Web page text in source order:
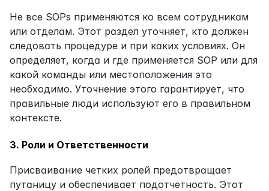
Не все SOPs применяются ко всем сотрудникам
или отделам. Этот раздел уточняет, кто должен
следовать процедуре и при каких условиях. Он
определяет, когда и где применяется SOP или для
какой команды или местоположения это
необходимо. Уточнение этого гарантирует, что
правильные люди используют его в правильном
контексте.
3. Роли и Ответственности
Присваивание четких ролей предотвращает
путаницу и обеспечивает подотчетность. Этот